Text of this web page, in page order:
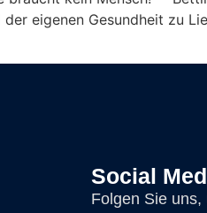
eigenen Gesundheit zu
Social
Folgen Sie